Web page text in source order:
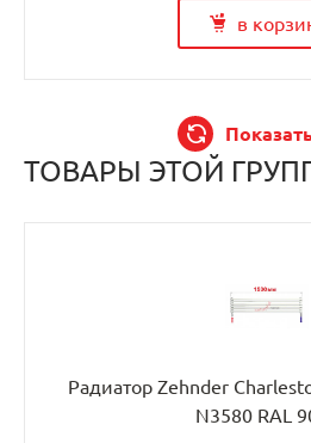
в
ТОВАРЫ ЭТОЙ
Радиатор Zehnder
N3580 RAL